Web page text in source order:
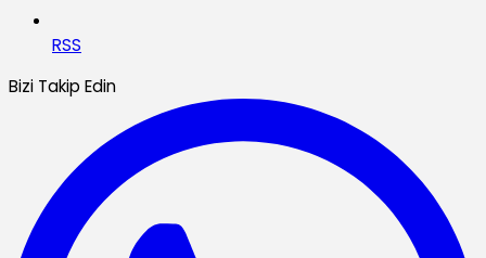
RSS
Bizi Takip Edin